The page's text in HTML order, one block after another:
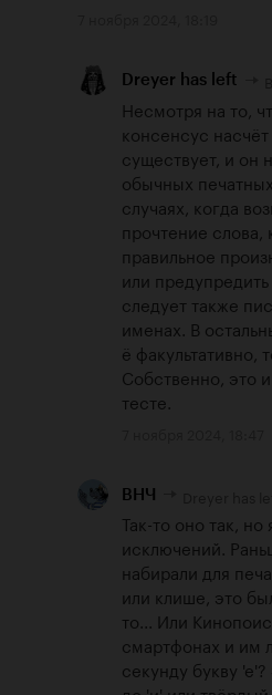
Dreyer has left
Несмотря на то,
консенсус
существует, и он
обычных
случаях, когда
прочтение слова,
правильное
или
следует также
именах. В
ё факультативно,
Собственно, это
тесте.
ВНЧ
Так-то оно так,
исключений.
набирали для
или клише, это
то... Или
смартфонах и им
секунду букву